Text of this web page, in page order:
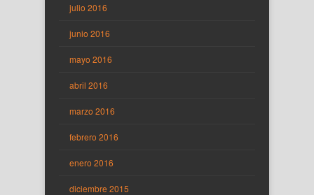
julio 2016
junio 2016
mayo 2016
abril 2016
marzo 2016
febrero 2016
enero 2016
diciembre 2015